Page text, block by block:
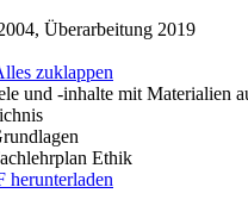
Überarbeitung 2019
zuklappen
und -inhalte mit Materialien
Ethik
herunterladen